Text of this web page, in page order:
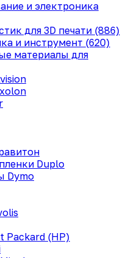
и электроника
для 3D печати (886)
и инструмент (620)
материалы для
Duplo
Dymo
Packard (HP)